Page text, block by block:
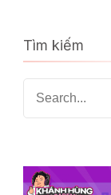
Tìm kiếm
Search
for: